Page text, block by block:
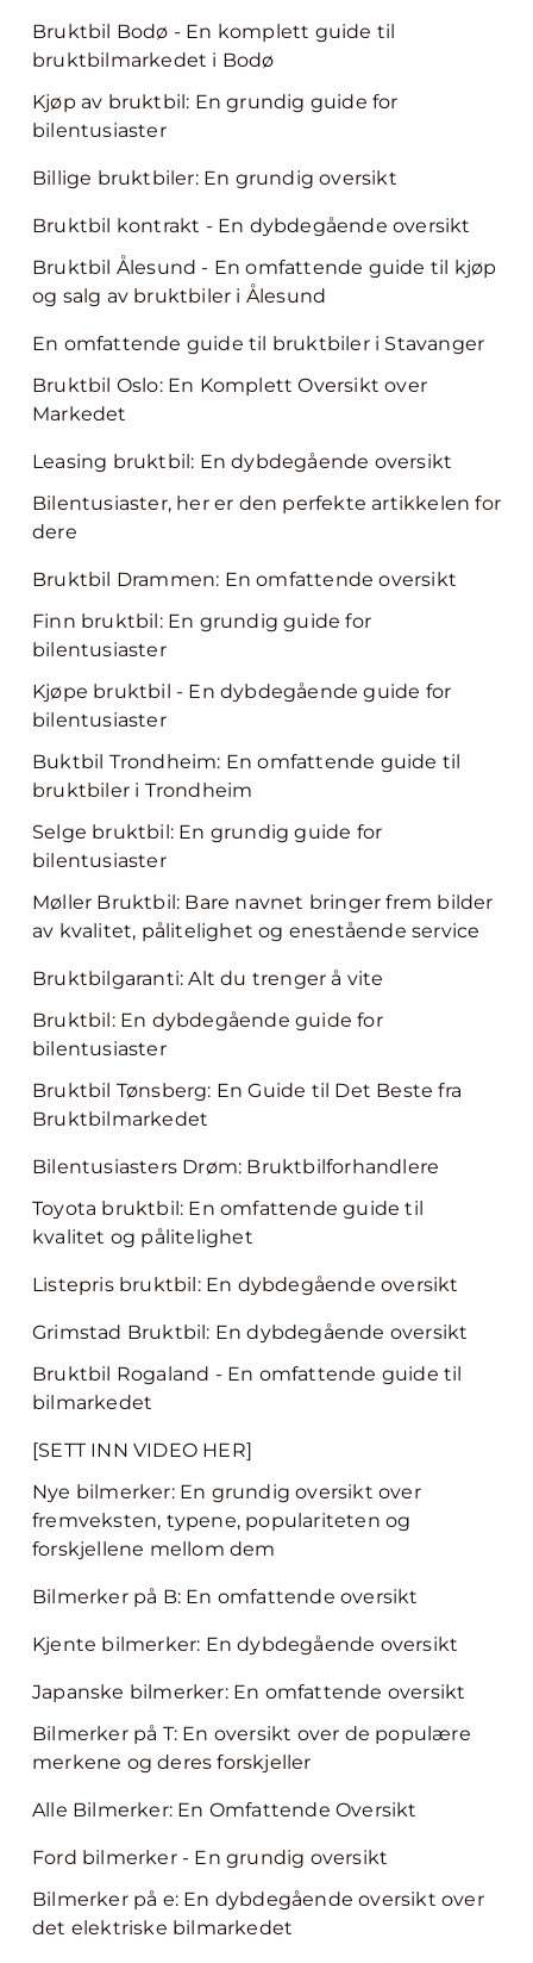
Bruktbil Bodø - En komplett guide til
bruktbilmarkedet i Bodø
Kjøp av bruktbil: En grundig guide for
bilentusiaster
Billige bruktbiler: En grundig oversikt
Bruktbil kontrakt - En dybdegående oversikt
Bruktbil Ålesund - En omfattende guide til kjøp
og salg av bruktbiler i Ålesund
En omfattende guide til bruktbiler i Stavanger
Bruktbil Oslo: En Komplett Oversikt over
Markedet
Leasing bruktbil: En dybdegående oversikt
Bilentusiaster, her er den perfekte artikkelen for
dere
Bruktbil Drammen: En omfattende oversikt
Finn bruktbil: En grundig guide for
bilentusiaster
Kjøpe bruktbil - En dybdegående guide for
bilentusiaster
Buktbil Trondheim: En omfattende guide til
bruktbiler i Trondheim
Selge bruktbil: En grundig guide for
bilentusiaster
Møller Bruktbil: Bare navnet bringer frem bilder
av kvalitet, pålitelighet og enestående service
Bruktbilgaranti: Alt du trenger å vite
Bruktbil: En dybdegående guide for
bilentusiaster
Bruktbil Tønsberg: En Guide til Det Beste fra
Bruktbilmarkedet
Bilentusiasters Drøm: Bruktbilforhandlere
Toyota bruktbil: En omfattende guide til
kvalitet og pålitelighet
Listepris bruktbil: En dybdegående oversikt
Grimstad Bruktbil: En dybdegående oversikt
Bruktbil Rogaland - En omfattende guide til
bilmarkedet
[SETT INN VIDEO HER]
Nye bilmerker: En grundig oversikt over
fremveksten, typene, populariteten og
forskjellene mellom dem
Bilmerker på B: En omfattende oversikt
Kjente bilmerker: En dybdegående oversikt
Japanske bilmerker: En omfattende oversikt
Bilmerker på T: En oversikt over de populære
merkene og deres forskjeller
Alle Bilmerker: En Omfattende Oversikt
Ford bilmerker - En grundig oversikt
Bilmerker på e: En dybdegående oversikt over
det elektriske bilmarkedet